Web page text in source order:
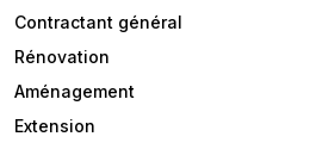
Contractant général
Rénovation
Aménagement
Extension